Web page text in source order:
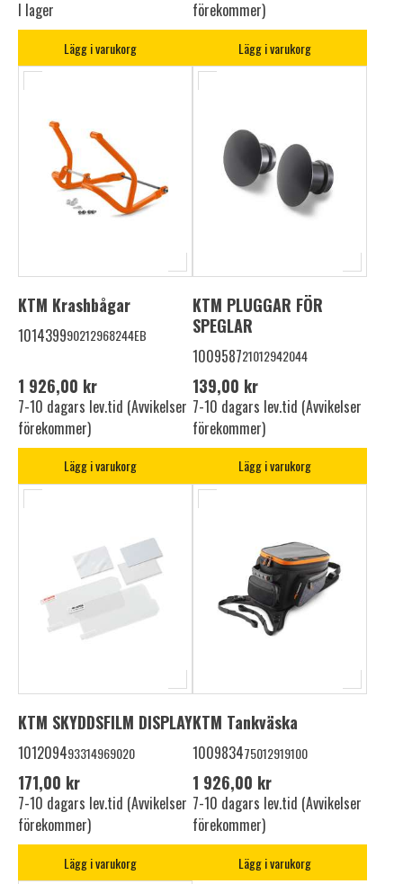
I lager
Lägg i varukorg
förekommer)
Lägg i varukorg
KTM Krashbågar
101439990212968244EB
1 926,00 kr
7-10 dagars lev.tid (Avvikelser
förekommer)
Lägg i varukorg
KTM PLUGGAR FÖR
SPEGLAR
100958721012942044
139,00 kr
7-10 dagars lev.tid (Avvikelser
förekommer)
Lägg i varukorg
KTM SKYDDSFILM DISPLAY
101209493314969020
171,00 kr
7-10 dagars lev.tid (Avvikelser
förekommer)
Lägg i varukorg
KTM Tankväska
100983475012919100
1 926,00 kr
7-10 dagars lev.tid (Avvikelser
förekommer)
Lägg i varukorg